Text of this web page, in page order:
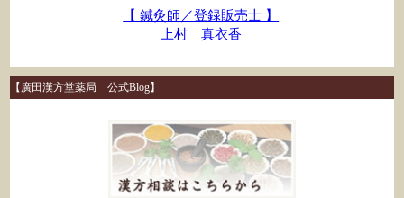
【 鍼灸師／登録販売士 】
上村 真衣香
【廣田漢方堂薬局 公式Blog】